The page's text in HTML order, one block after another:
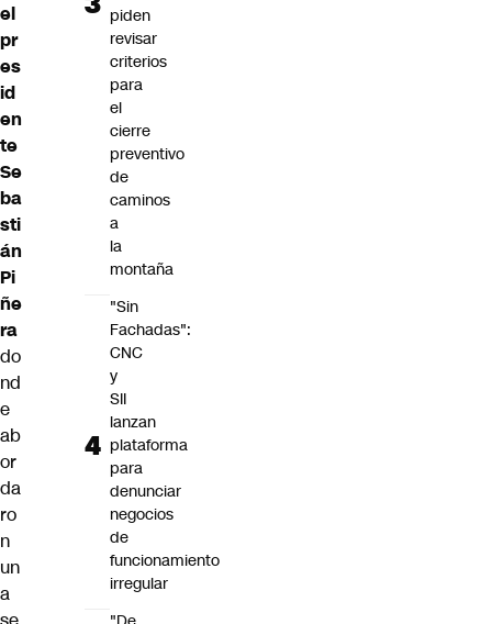
el
pr
es
id
en
te
Se
ba
sti
án
Pi
ñe
ra
do
nd
e
ab
or
da
ro
n
un
a
piden
revisar
criterios
para
el
cierre
preventivo
de
caminos
a
la
montaña
"Sin
Fachadas":
CNC
y
SII
lanzan
plataforma
para
denunciar
negocios
de
funcionamiento
irregular